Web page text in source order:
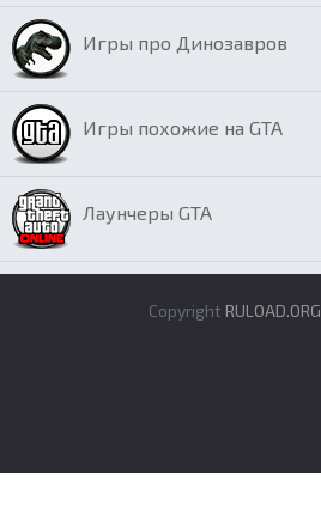
Игры про Динозавров
Игры похожие на GTA
Лаунчеры GTA
Copyright RULOAD.ORG